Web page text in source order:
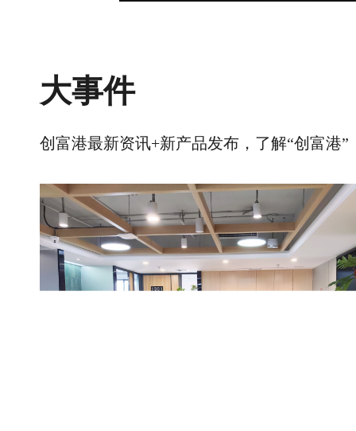
大事件
创富港最新资讯+新产品发布，了解“创富港